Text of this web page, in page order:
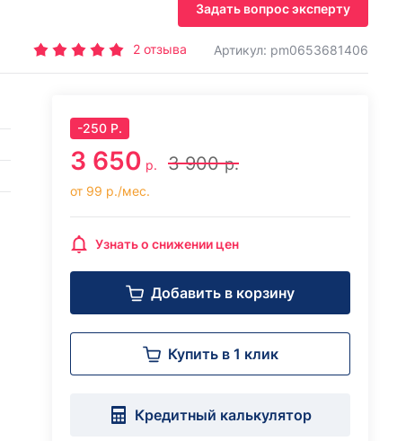
Задать вопрос эксперту
2 отзыва Артикул: pm0653681406
-250 Р.
3 650 р. 3 900 р.
от 99 р./мес.
Узнать о снижении цен
Добавить в корзину
Купить в 1 клик
Кредитный калькулятор